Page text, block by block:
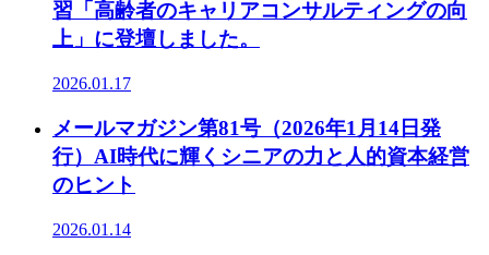
習「高齢者のキャリアコンサルティングの向
上」に登壇しました。
2026.01.17
メールマガジン第81号（2026年1月14日発
行）AI時代に輝くシニアの力と人的資本経営
のヒント
2026.01.14